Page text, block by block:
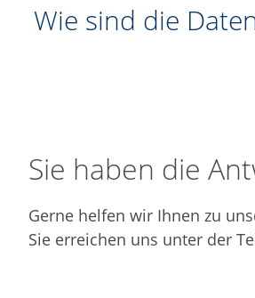
Wie sind die
Sie haben die
Gerne helfen wir Ihnen zu
Sie erreichen uns unter der